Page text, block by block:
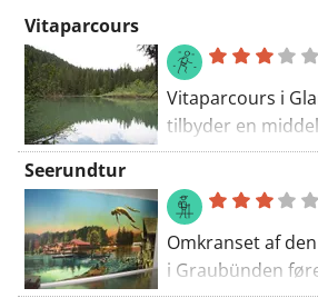
Vitaparcours
Vitaparcours i
tilbyder en
1,8 kilometer.
gennem uberørt
overvejende
strækning
Seerundtur
Omkranset af
i Graubünden